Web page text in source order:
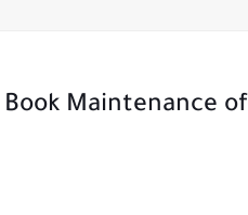
تحميل كتاب صيانة الدوائر الكهربائية الأساسية بالسيارة-Book Maintenance of